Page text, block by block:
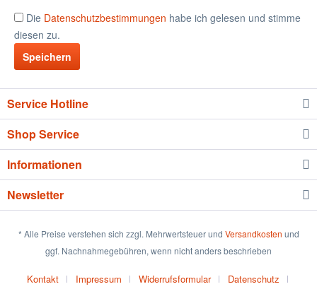
Die Datenschutzbestimmungen habe ich gelesen und stimme
diesen zu.
Speichern
Service Hotline
Shop Service
Informationen
Newsletter
* Alle Preise verstehen sich zzgl. Mehrwertsteuer und Versandkosten und
ggf. Nachnahmegebühren, wenn nicht anders beschrieben
Kontakt Impressum Widerrufsformular Datenschutz